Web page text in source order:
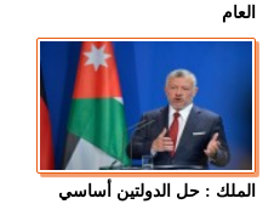
العام
الملك : حل الدولتين أساسي